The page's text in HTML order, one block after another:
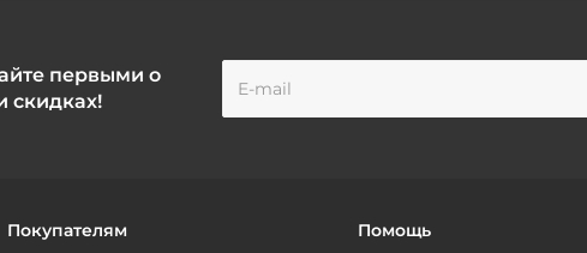
первыми о
скидках!
Покупателям Помощь